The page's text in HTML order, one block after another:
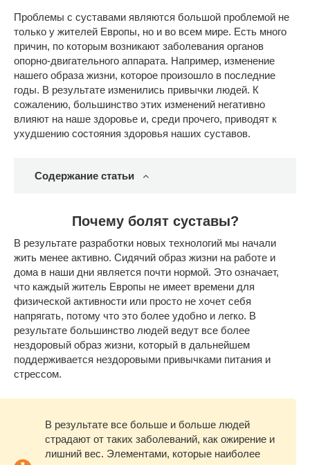
Проблемы с суставами являются большой проблемой не
только у жителей Европы, но и во всем мире. Есть много
причин, по которым возникают заболевания органов
опорно-двигательного аппарата. Например, изменение
нашего образа жизни, которое произошло в последние
годы. В результате изменились привычки людей. К
сожалению, большинство этих изменений негативно
влияют на наше здоровье и, среди прочего, приводят к
ухудшению состояния здоровья наших суставов.
Содержание статьи
Почему болят суставы?
В результате разработки новых технологий мы начали
жить менее активно. Сидячий образ жизни на работе и
дома в наши дни является почти нормой. Это означает,
что каждый житель Европы не имеет времени для
физической активности или просто не хочет себя
напрягать, потому что это более удобно и легко. В
результате большинство людей ведут все более
нездоровый образ жизни, который в дальнейшем
поддерживается нездоровыми привычками питания и
стрессом.
В результате все больше и больше людей
страдают от таких заболеваний, как ожирение и
лишний вес. Элементами, которые наиболее